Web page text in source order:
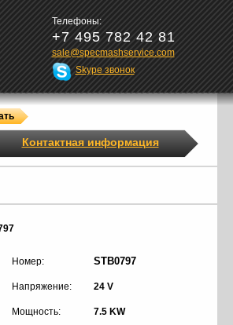
Телефоны:
+7 495 782 42 81
sale@specmashservice.com
Skype звонок
Контактная информация
Номер: STB0797
Напряжение: 24 V
Мощность: 7.5 KW